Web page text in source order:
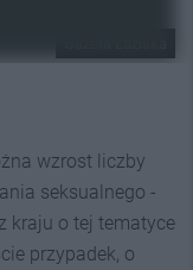
wzrost liczby
seksualnego -
kraju o tej tematyce
przypadek, o